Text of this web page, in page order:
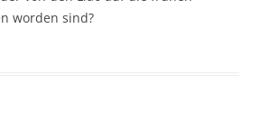
worden sind?